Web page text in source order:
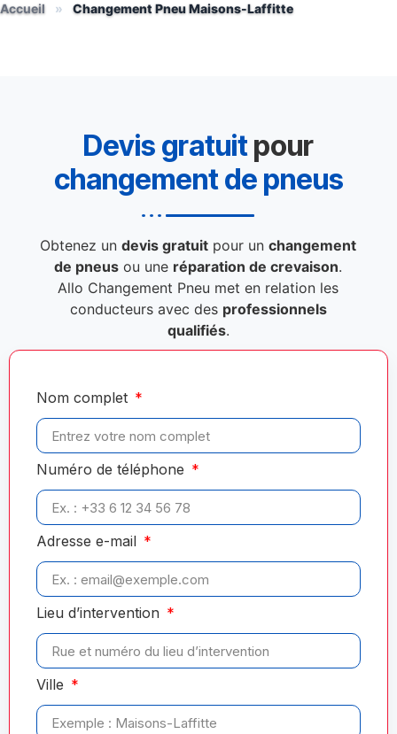
Accueil » Changement Pneu Maisons-Laffitte
Devis gratuitpour
changement de pneus
Obtenez undevis gratuit pour unchangement
de pneus ou une réparation de crevaison.
Allo Changement Pneu met en relation les
conducteurs avec des professionnels
qualifiés.
Nom complet
Numéro de téléphone
Adresse e-mail
Lieu d’intervention
Ville